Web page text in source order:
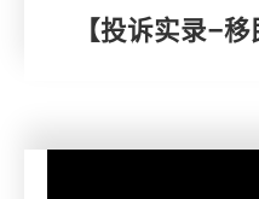
【投诉实录–